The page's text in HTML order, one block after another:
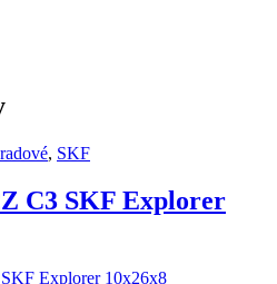
, SKF
C3 SKF Explorer